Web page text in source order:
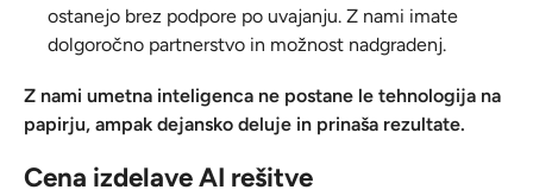
ostanejo brez podpore po uvajanju. Z nami imate
dolgoročno partnerstvo in možnost nadgradenj.
Z nami umetna inteligenca ne postane le tehnologija na
papirju, ampak dejansko deluje in prinaša rezultate.
Cena izdelave AI rešitve